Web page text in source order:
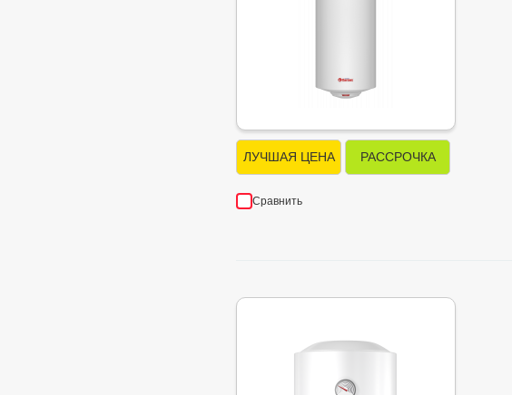
ЛУЧШАЯ ЦЕНА РАССРОЧКА
Сравнить